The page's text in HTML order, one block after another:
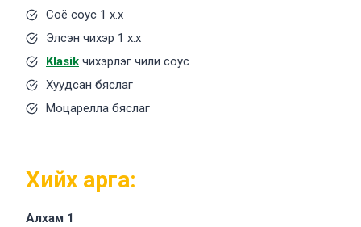
Соё соус 1 х.х
Элсэн чихэр 1 х.х
Klasik чихэрлэг чили соус
Хуудсан бяслаг
Моцарелла бяслаг
Хийх арга:
Алхам 1